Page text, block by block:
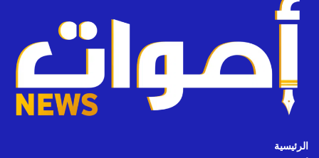
الرئيسية